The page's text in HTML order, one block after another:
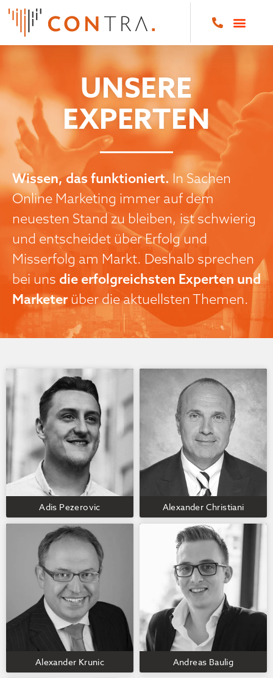
UNSERE
EXPERTEN
Wissen, das funktioniert. In Sachen
Online Marketing immer auf dem
neuesten Stand zu bleiben, ist schwierig
und entscheidet über Erfolg und
Misserfolg am Markt. Deshalb sprechen
bei uns die erfolgreichsten Experten und
Marketerüber die aktuellsten Themen.
Adis Pezerovic Alexander Christiani
Alexander Krunic Andreas Baulig